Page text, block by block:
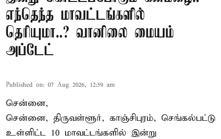
எந்தெந்த மாவட்டங்களில்
தெரியுமா..? வானிலை மையம்
அப்டேட்
Published on: 07 Aug 2026, 12:59 am
சென்னை,
சென்னை, திருவள்ளூர், காஞ்சிபுரம், செங்கல்பட்டு
உள்ளிட்ட 10 மாவட்டங்களில் இன்று